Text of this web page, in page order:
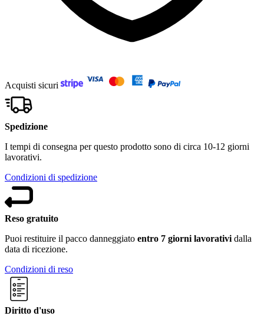
Acquisti sicuri
Spedizione
I tempi di consegna per questo prodotto sono di circa 10-12 giorni
lavorativi.
Condizioni di spedizione
Reso gratuito
Puoi restituire il pacco danneggiato entro 7 giorni lavorativi dalla
data di ricezione.
Condizioni di reso
Diritto d'uso